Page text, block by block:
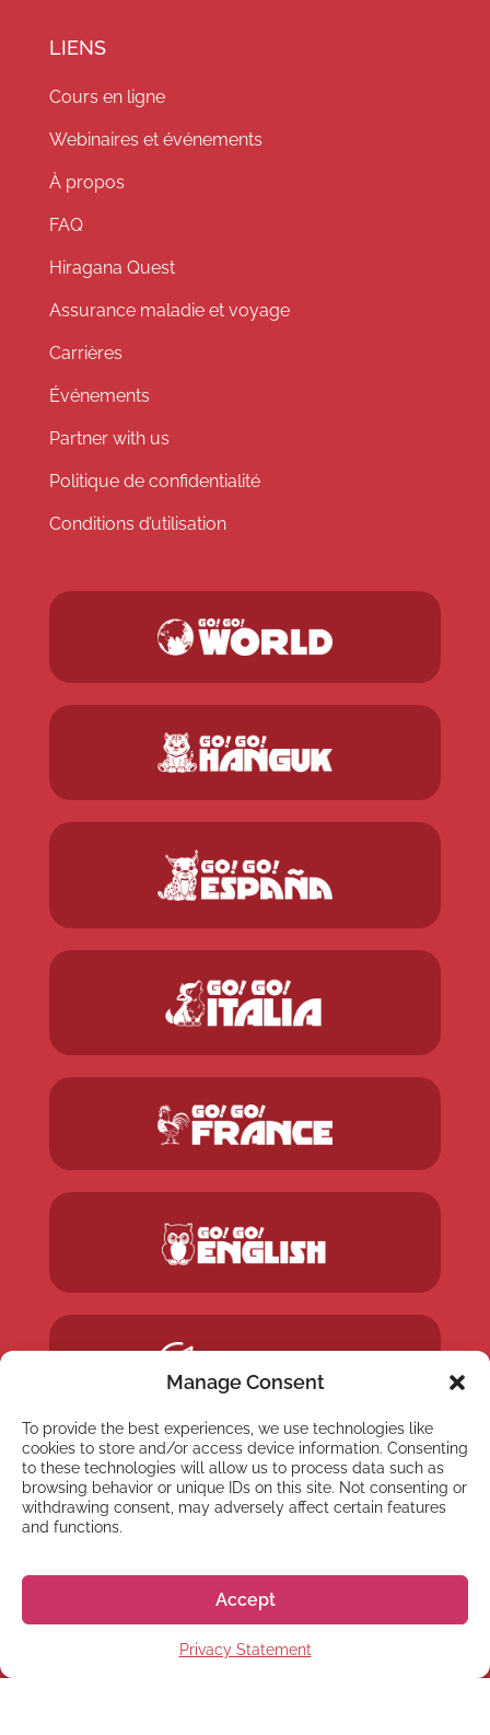
Manage Consent
To provide the best experiences, we use technologies like
cookies to store and/or access device information. Consenting
to these technologies will allow us to process data such as
browsing behavior or unique IDs on this site. Not consenting or
withdrawing consent, may adversely affect certain features
and functions.
Accept
Privacy Statement
LIENS
Cours en ligne
Webinaires et événements
À propos
FAQ
Hiragana Quest
Assurance maladie et voyage
Carrières
Événements
Partner with us
Politique de confidentialité
Conditions d’utilisation
NEWSLETTER